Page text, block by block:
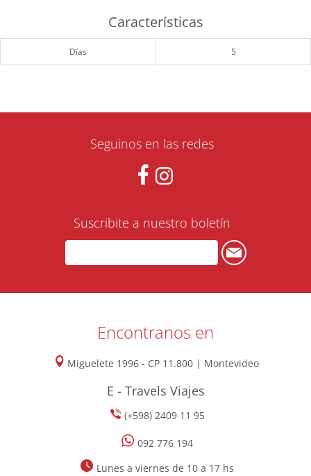
Características
Días 5
Seguinos en las redes
Suscribite a nuestro boletín
Encontranos en
Miguelete 1996 - CP 11.800 | Montevideo
E - Travels Viajes
(+598) 2409 11 95
092 776 194
Lunes a viernes de 10 a 17 hs